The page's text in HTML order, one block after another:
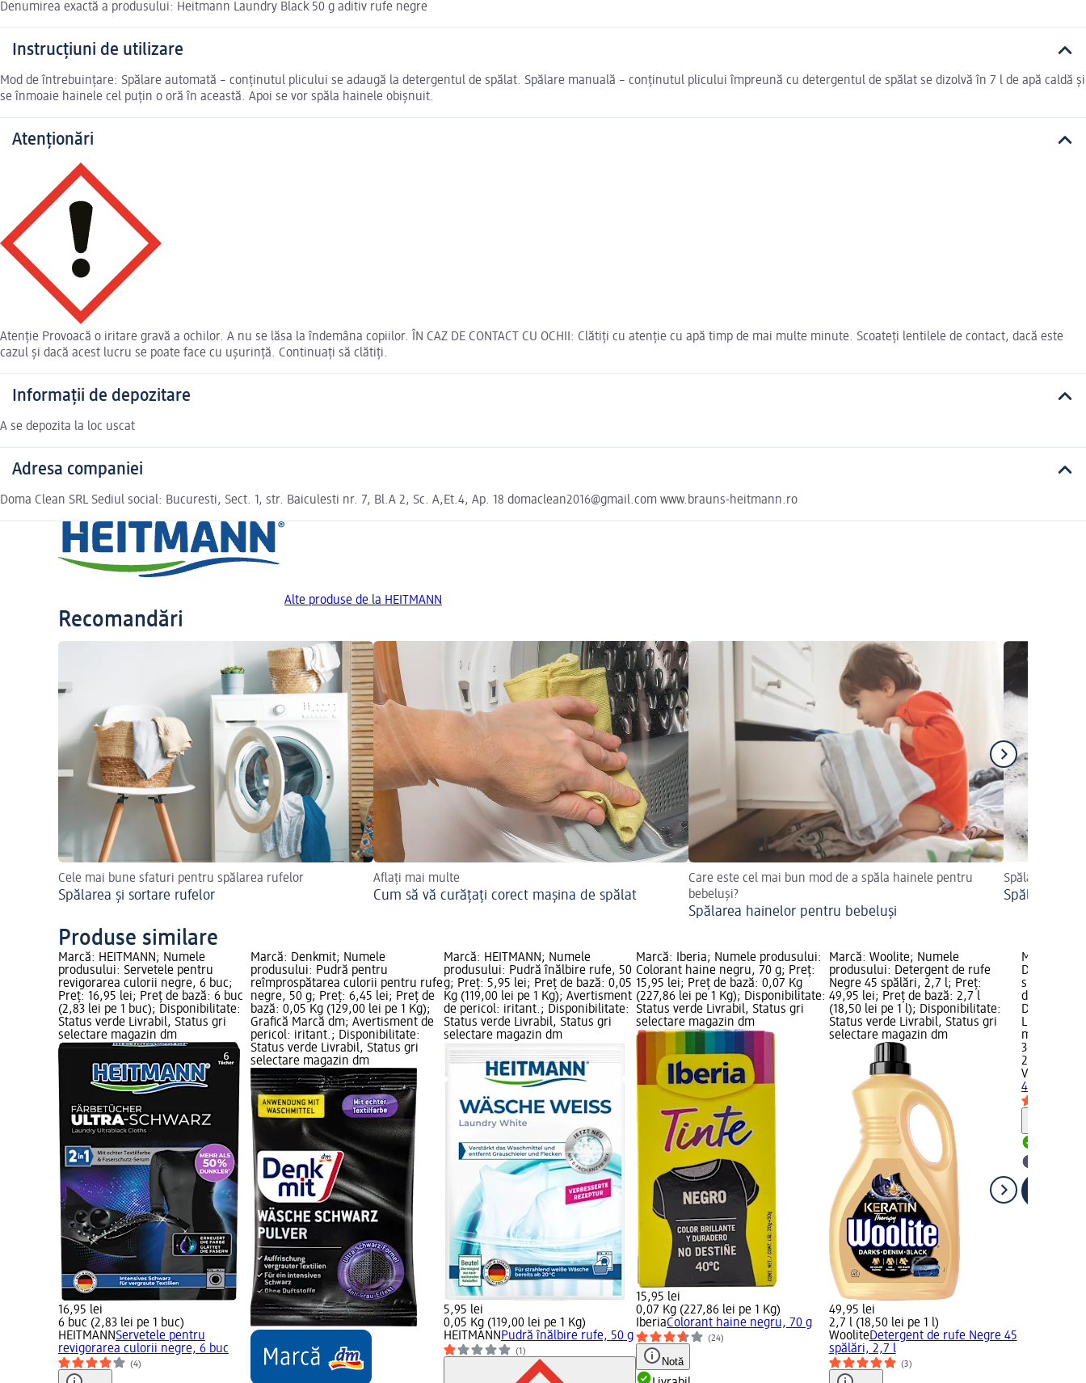
Denumirea exactă a produsului: Heitmann Laundry Black 50 g aditiv rufe negre
Instrucțiuni de utilizare
Mod de întrebuințare: Spălare automată – conținutul plicului se adaugă la detergentul de spălat. Spălare manuală – conținutul plicului împreună cu detergentul de spălat se dizolvă în 7 l de apă caldă și
se înmoaie hainele cel puțin o oră în această. Apoi se vor spăla hainele obișnuit.
Atenționări
Atenție Provoacă o iritare gravă a ochilor. A nu se lăsa la îndemâna copiilor. ÎN CAZ DE CONTACT CU OCHII: Clătiți cu atenție cu apă timp de mai multe minute. Scoateți lentilele de contact, dacă este
cazul și dacă acest lucru se poate face cu ușurință. Continuați să clătiți.
Informații de depozitare
A se depozita la loc uscat
Adresa companiei
Doma Clean SRL Sediul social: Bucuresti, Sect. 1, str. Baiculesti nr. 7, Bl.A 2, Sc. A,Et.4, Ap. 18 domaclean2016@gmail.com www.brauns-heitmann.ro
Alte produse de la HEITMANN
Recomandări
Cele mai bune sfaturi pentru spălarea rufelor
Spălarea și sortare rufelor
Aflați mai multe
Cum să vă curățați corect mașina de spălat
Care este cel mai bun mod de a spăla hainele pentru
bebeluși?
Spălarea hainelor pentru bebeluși
Spălarea fără
Spălarea
Produse similare
Marcă: HEITMANN; Numele
produsului: Servetele pentru
revigorarea culorii negre, 6 buc;
Preț: 16,95 lei; Preț de bază: 6 buc
(2,83 lei pe 1 buc); Disponibilitate:
Status verde Livrabil, Status gri
selectare magazin dm
16,95 lei
6 buc (2,83 lei pe 1 buc)
HEITMANNServetele pentru
revigorarea culorii negre, 6 buc
(4)
Marcă: Denkmit; Numele
produsului: Pudră pentru
reîmprospătarea culorii pentru rufe
negre, 50 g; Preț: 6,45 lei; Preț de
bază: 0,05 Kg (129,00 lei pe 1 Kg);
Grafică Marcă dm; Avertisment de
pericol: iritant.; Disponibilitate:
Status verde Livrabil, Status gri
selectare magazin dm
Marcă: HEITMANN; Numele
produsului: Pudră înălbire rufe, 50
g; Preț: 5,95 lei; Preț de bază: 0,05
Kg (119,00 lei pe 1 Kg); Avertisment
de pericol: iritant.; Disponibilitate:
Status verde Livrabil, Status gri
selectare magazin dm
5,95 lei
0,05 Kg (119,00 lei pe 1 Kg)
HEITMANN Pudră înălbire rufe, 50 g
(1)
Marcă: Iberia; Numele produsului:
Colorant haine negru, 70 g; Preț:
15,95 lei; Preț de bază: 0,07 Kg
(227,86 lei pe 1 Kg); Disponibilitate:
Status verde Livrabil, Status gri
selectare magazin dm
15,95 lei
0,07 Kg (227,86 lei pe 1 Kg)
IberiaColorant haine negru, 70 g
(24)
Notă
Marcă: Woolite; Numele
produsului: Detergent de rufe
Negre 45 spălări, 2,7 l; Preț:
49,95 lei; Preț de bază: 2,7 l
(18,50 lei pe 1 l); Disponibilitate:
Status verde Livrabil, Status gri
selectare magazin dm
49,95 lei
2,7 l (18,50 lei pe 1 l)
WooliteDetergent de rufe Negre 45
spălări, 2,7 l
(3)
Marcă:
Detergent
spălări, 2,7
de bază:
Livrabil,
magazin
35,95 lei
2,7 l (13,31
Violeta
49 spălări,